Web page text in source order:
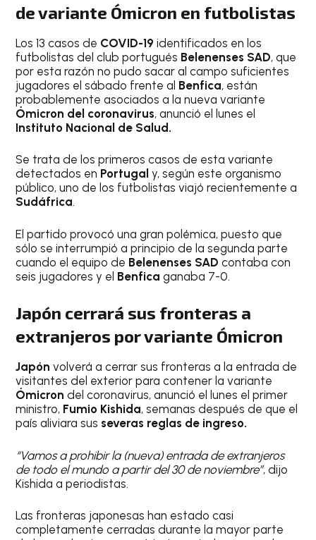
de variante Ómicron en futbolistas
Los 13 casos de COVID-19 identificados en los
futbolistas del club portugués Belenenses SAD, que
por esta razón no pudo sacar al campo suficientes
jugadores el sábado frente al Benfica, están
probablemente asociados a la nueva variante
Ómicron del coronavirus, anunció el lunes el
Instituto Nacional de Salud.
Se trata de los primeros casos de esta variante
detectados en Portugal y, según este organismo
público, uno de los futbolistas viajó recientemente a
Sudáfrica.
El partido provocó una gran polémica, puesto que
sólo se interrumpió a principio de la segunda parte
cuando el equipo de Belenenses SAD contaba con
seis jugadores y el Benfica ganaba 7-0.
Japón cerrará sus fronteras a
extranjeros por variante Ómicron
Japón volverá a cerrar sus fronteras a la entrada de
visitantes del exterior para contener la variante
Ómicrondel coronavirus, anunció el lunes el primer
ministro, Fumio Kishida, semanas después de que el
país aliviara sus severas reglas de ingreso.
“Vamos a prohibir la (nueva) entrada de extranjeros
de todo el mundo a partir del 30 de noviembre”, dijo
Kishida a periodistas.
Las fronteras japonesas han estado casi
completamente cerradas durante la mayor parte